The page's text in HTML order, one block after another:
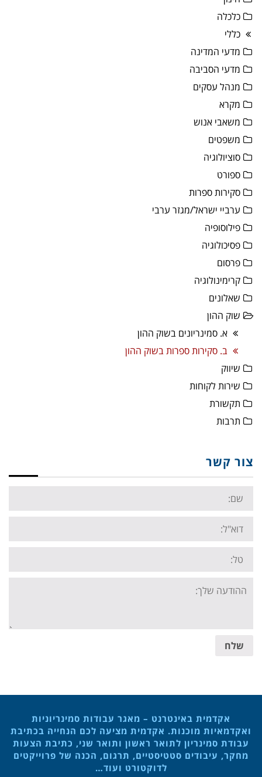
כלכלה
כללי
מדעי המדינה
מדעי הסביבה
מנהל עסקים
מקרא
משאבי אנוש
משפטים
סוציולוגיה
ספורט
סקירות ספרות
ערביי ישראל/מגזר ערבי
פילוסופיה
פסיכולוגיה
פרסום
קרימינולוגיה
שאלונים
שוק ההון
א. סמינריונים בשוק ההון
ב. סקירות ספרות בשוק ההון
שיווק
שירות לקוחות
תקשורת
תרבות
צור קשר
Name:
Email:
Tel:
Your
message:
שלח
אקדמית באינטרנט – מאגר עבודות סמינריוניות
ואקדמאיות מוכנות. אקדמית מציעה לכם הנחייה בכתיבת
עבודת סמינריון לתואר ראשון ותואר שני, כתיבת הצעות
מחקר, עיבודים סטטיסטיים, תרגום, הכנה של פרוייקטים
לדוקטורט ועוד…